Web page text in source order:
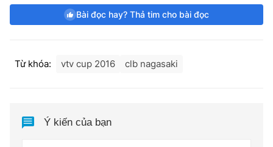
Bài đọc hay? Thả tim cho bài đọc
Từ khóa: vtv cup 2016 clb nagasaki
Ý kiến của bạn